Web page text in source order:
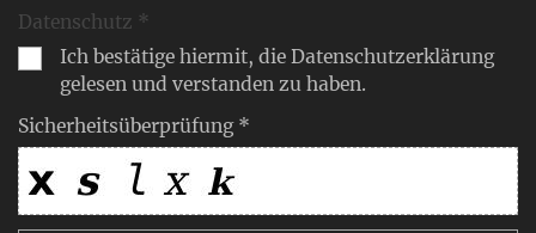
Datenschutz *
Ich bestätige hiermit, die Datenschutzerklärung
gelesen und verstanden zu haben.
Sicherheitsüberprüfung *